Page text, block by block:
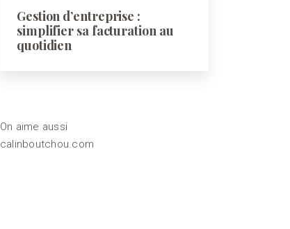
Gestion d’entreprise :
simplifier sa facturation au
quotidien
On aime aussi
calinboutchou.com